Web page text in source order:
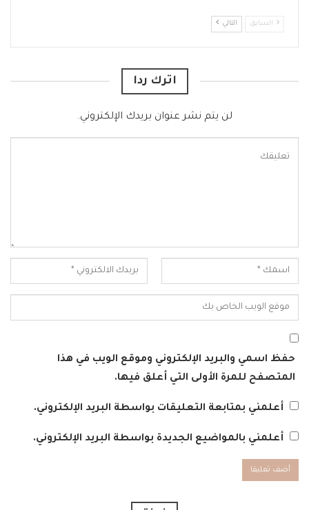
السابق التالي
اترك ردا
لن يتم نشر عنوان بريدك الإلكتروني.
حفظ اسمي والبريد الإلكتروني وموقع الويب في هذا
المتصفح للمرة الأولى التي أعلق فيها.
أعلمني بمتابعة التعليقات بواسطة البريد الإلكتروني.
أعلمني بالمواضيع الجديدة بواسطة البريد الإلكتروني.